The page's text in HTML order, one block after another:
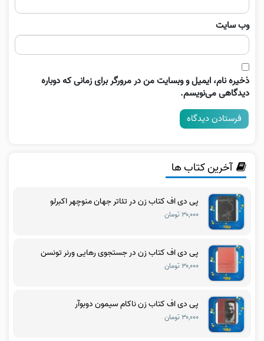
وب‌ سایت
ذخیره نام، ایمیل و وبسایت من در مرورگر برای زمانی که دوباره
دیدگاهی می‌نویسم.
آخرین کتاب ها
پی دی اف کتاب زن در تئاتر جهان منوچهر اکبرلو
۳۰,۰۰۰ تومان
پی دی اف کتاب زن در جستجوی رهایی ورنر تونسن
۳۰,۰۰۰ تومان
پی دی اف کتاب زن ناکام سیمون دوبوآر
۳۰,۰۰۰ تومان